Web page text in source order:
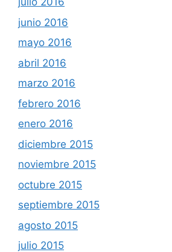
junio 2016
mayo 2016
abril 2016
marzo 2016
febrero 2016
enero 2016
diciembre 2015
noviembre 2015
octubre 2015
septiembre 2015
agosto 2015
julio 2015